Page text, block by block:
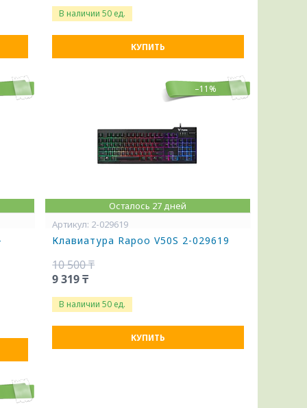
В наличии 50 ед.
КУПИТЬ
–11%
Осталось 27 дней
2-029619
Клавиатура Rapoo V50S 2-029619
10 500 ₸
9 319 ₸
В наличии 50 ед.
КУПИТЬ